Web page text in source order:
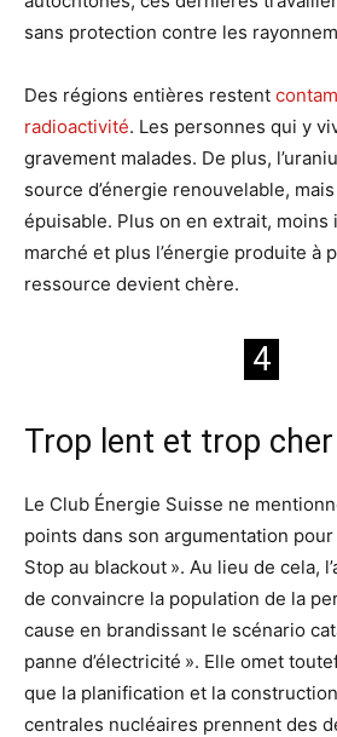
sans protection contre les
Des régions entières restent
radioactivité. Les personnes qui y
gravement malades. De plus,
source d’énergie renouvelable,
épuisable. Plus on en extrait, moins
marché et plus l’énergie produite à
ressource devient chère.
4
Trop lent et trop cher
Le Club Énergie Suisse ne
points dans son argumentation
Stop au blackout ». Au lieu de cela,
de convaincre la population de la
cause en brandissant le scénario
panne d’électricité ». Elle omet
que la planification et la
centrales nucléaires prennent des